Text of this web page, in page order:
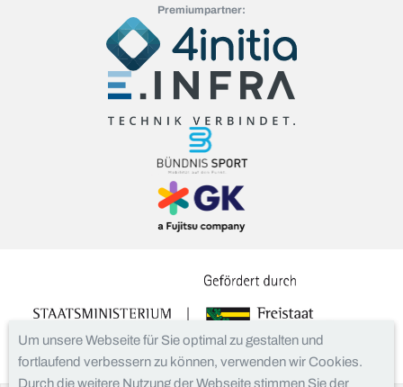
Premiumpartner:
Um unsere Webseite für Sie optimal zu gestalten und
fortlaufend verbessern zu können, verwenden wir Cookies.
Durch die weitere Nutzung der Webseite stimmen Sie der